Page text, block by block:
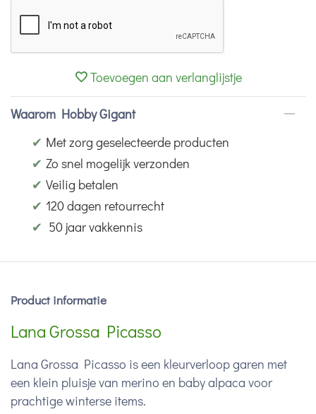
Toevoegen aan verlanglijstje
Waarom Hobby Gigant
✔ Met zorg geselecteerde producten
✔ Zo snel mogelijk verzonden
✔ Veilig betalen
✔ 120 dagen retourrecht
✔ 50 jaar vakkennis
Product informatie
Lana Grossa Picasso
Lana Grossa Picasso is een kleurverloop garen met
een klein pluisje van merino en baby alpaca voor
prachtige winterse items.